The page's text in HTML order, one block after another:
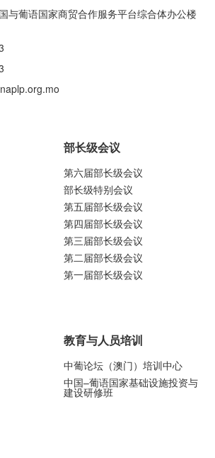
与葡语国家商贸合作服务平台综合体办公楼
部长级会议
第六届部长级会议
部长级特别会议
第五届部长级会议
第四届部长级会议
第三届部长级会议
第二届部长级会议
第一届部长级会议
教育与人员培训
中葡论坛（澳门）培训中心
中国–葡语国家基础设施投资与
建设研修班